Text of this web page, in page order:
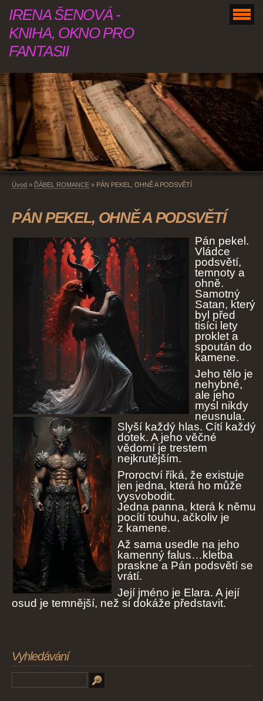
IRENA ŠENOVÁ -
KNIHA, OKNO PRO
FANTASII
Úvod » ĎÁBEL ROMANCE » PÁN PEKEL, OHNĚ A PODSVĚTÍ
PÁN PEKEL, OHNĚ A PODSVĚTÍ
Pán pekel.
Vládce
podsvětí,
temnoty a
ohně.
Samotný
Satan, který
byl před
tisíci lety
proklet a
spoután do
kamene.
Jeho tělo je
nehybné,
ale jeho
mysl nikdy
neusnula.
Slyší každý hlas. Cítí každý
dotek. A jeho věčné
vědomí je trestem
nejkrutějším.
Proroctví říká, že existuje
jen jedna, která ho může
vysvobodit.
Jedna panna, která k němu
pocítí touhu, ačkoliv je
z kamene.
Až sama usedle na jeho
kamenný falus…kletba
praskne a Pán podsvětí se
vrátí.
Její jméno je Elara. A její
osud je temnější, než si dokáže představit.
Vyhledávání